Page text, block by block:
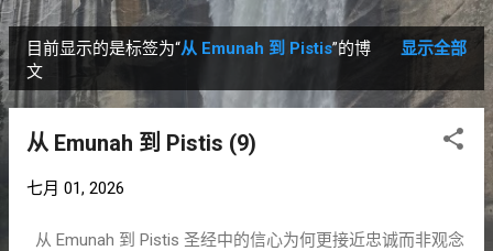
博
文
目前显示的是标签为“从 Emunah 到 Pistis”的博
文
显示全部
从 Emunah 到 Pistis (9)
七月 01, 2026
从 Emunah 到 Pistis 圣经中的信心为何更接近忠诚而非观念